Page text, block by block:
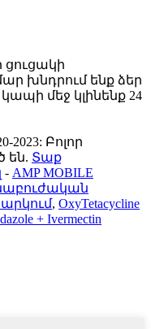
խնդրում ենք ձեր
մեջ կլինենք 24
2023: Բոլոր
են. Տաք
- AMP MOBILE
, OxyTetacycline
+ Ivermectin